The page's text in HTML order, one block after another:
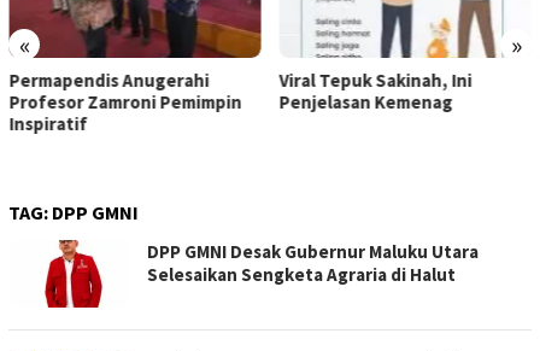
« »
Permapendis Anugerahi
Profesor Zamroni Pemimpin
Inspiratif
Viral Tepuk Sakinah, Ini
Penjelasan Kemenag
TAG: DPP GMNI
DPP GMNI Desak Gubernur Maluku Utara
Selesaikan Sengketa Agraria di Halut